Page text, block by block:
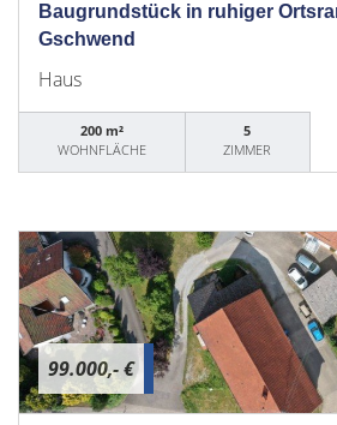
Baugrundstück in ruhiger
Gschwend
Haus
200 m²
WOHNFLÄCHE
5
ZIMMER
99.000,- €